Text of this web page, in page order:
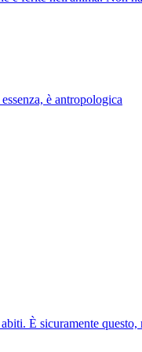
è antropologica
È sicuramente questo,